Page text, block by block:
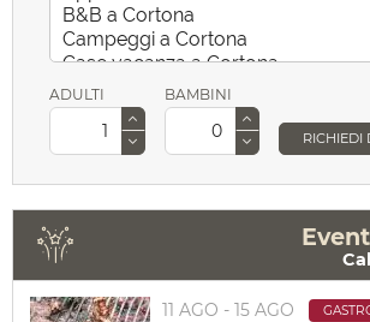
ADULTI BAMBINI
RICHIEDI
11 AGO - 15 AGO